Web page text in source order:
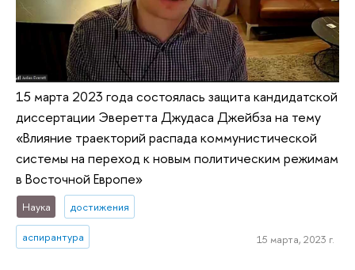
15 марта 2023 года состоялась защита кандидатской
диссертации Эверетта Джудаса Джейбза на тему
«Влияние траекторий распада коммунистической
системы на переход к новым политическим режимам
в Восточной Европе»
Наука достижения
аспирантура 15 марта, 2023 г.